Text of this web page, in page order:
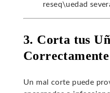
reseq\uedad
3. Corta tus
Correctamente
Un mal corte puede